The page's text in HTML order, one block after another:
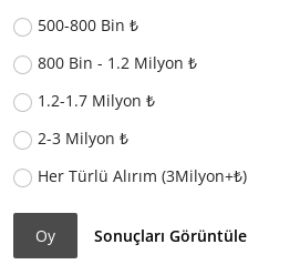
500-800 Bin ₺
800 Bin - 1.2 Milyon ₺
1.2-1.7 Milyon ₺
2-3 Milyon ₺
Her Türlü Alırım (3Milyon+₺)
Oy Sonuçları Görüntüle